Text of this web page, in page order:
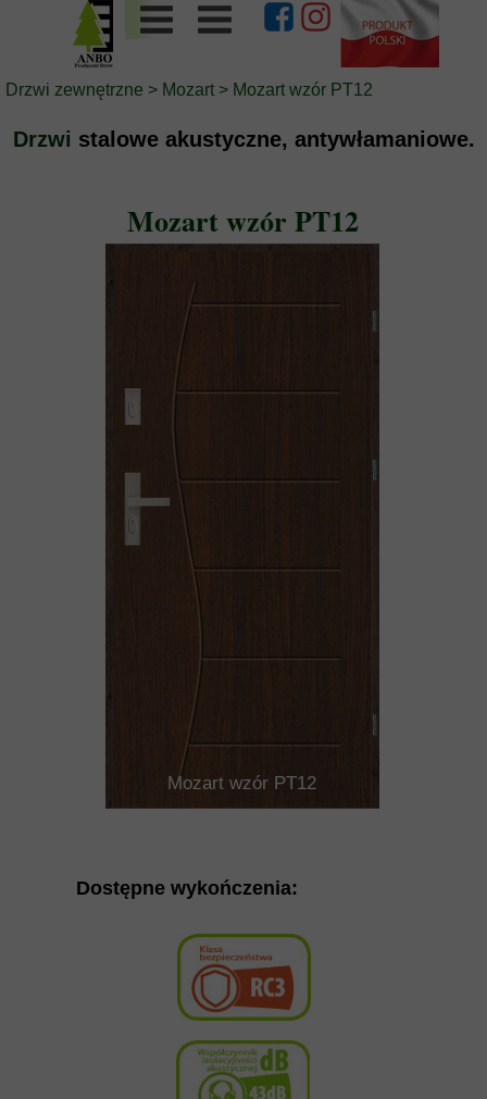
Drzwi zewnętrzne > Mozart > Mozart wzór PT12
Dostępne wykończenia:
Drzwi stalowe akustyczne, antywłamaniowe.
Mozart wzór PT12
Mozart wzór PT12